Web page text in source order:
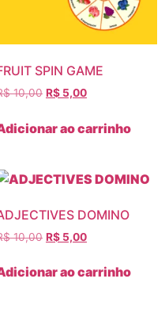
SPIN GAME
10,00 R$ 5,00
ao carrinho
DOMINO
10,00 R$ 5,00
ao carrinho